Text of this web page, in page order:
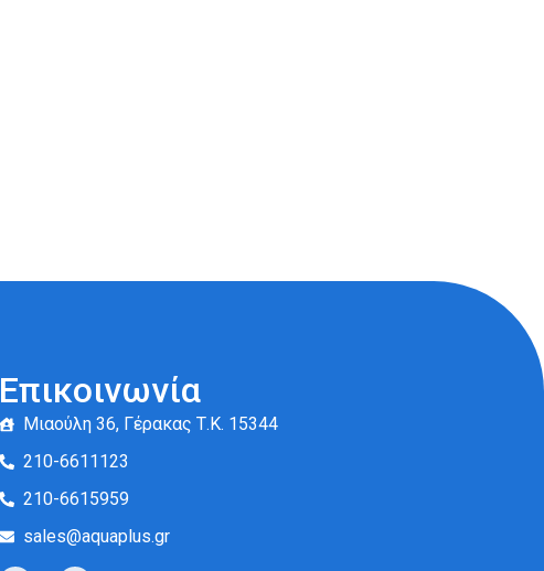
Επικοινωνία
Μιαούλη 36, Γέρακας Τ.Κ. 15344
210-6611123
210-6615959
sales@aquaplus.gr